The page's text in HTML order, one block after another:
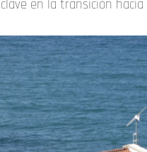
en la transición